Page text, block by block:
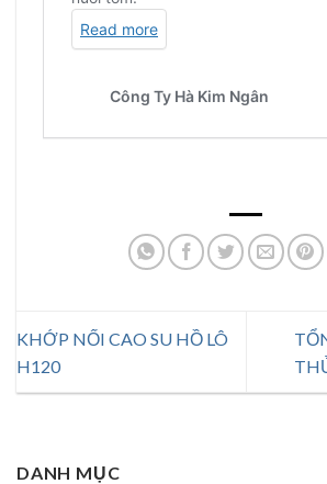
DANH MỤC
KHỚP NỐI CAO SU HỒ LÔ
H120